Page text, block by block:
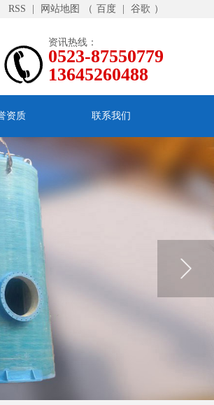
RSS 网站地图 （ 百度 谷歌 ）
资讯热线：
0523-87550779
13645260488
资质 联系我们